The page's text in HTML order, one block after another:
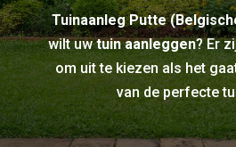
Tuinaanleg Putte
wilt uwtuin aanleggen? Er
om uit te kiezen als het
van de perfecte